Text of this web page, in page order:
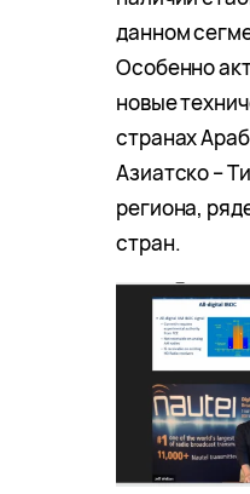
данном
Особенно
новые
странах
Азиатско –
региона,
стран.